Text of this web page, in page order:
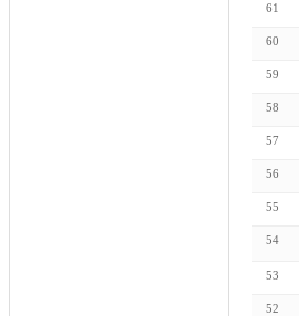
61
60
59
58
57
56
55
54
53
52